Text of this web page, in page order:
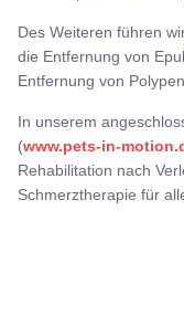
Des Weiteren führen
die Entfernung von
Entfernung von
In unserem
(www.pets-in-
Rehabilitation nach
Schmerztherapie für